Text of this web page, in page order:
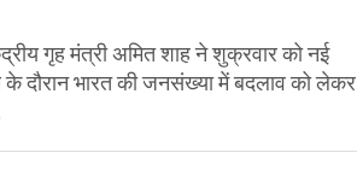
गृह मंत्री अमित शाह ने शुक्रवार को नई
के दौरान भारत की जनसंख्या में बदलाव को लेकर